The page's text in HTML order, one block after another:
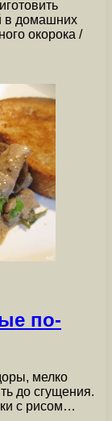
в домашних
окорока /
по-
мелко
до сгущения.
с рисом…